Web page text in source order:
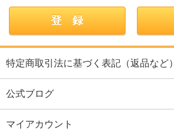
特定商取引法に基づく表記（返品など）
公式ブログ
マイアカウント